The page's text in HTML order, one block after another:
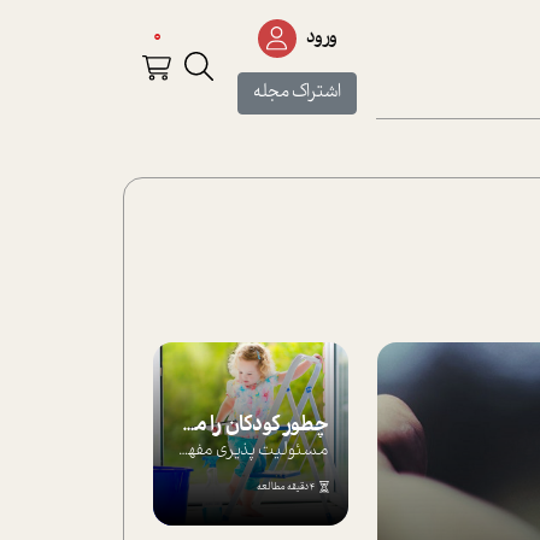
ورود
اشتراک مجله
0
چطور کودکان را مسئولیت‌پذیر بار بیاورید؟
مسئولیت پذیری مفهومی ا ست که هر چه کودکت...
4 دقیقه مطالعه